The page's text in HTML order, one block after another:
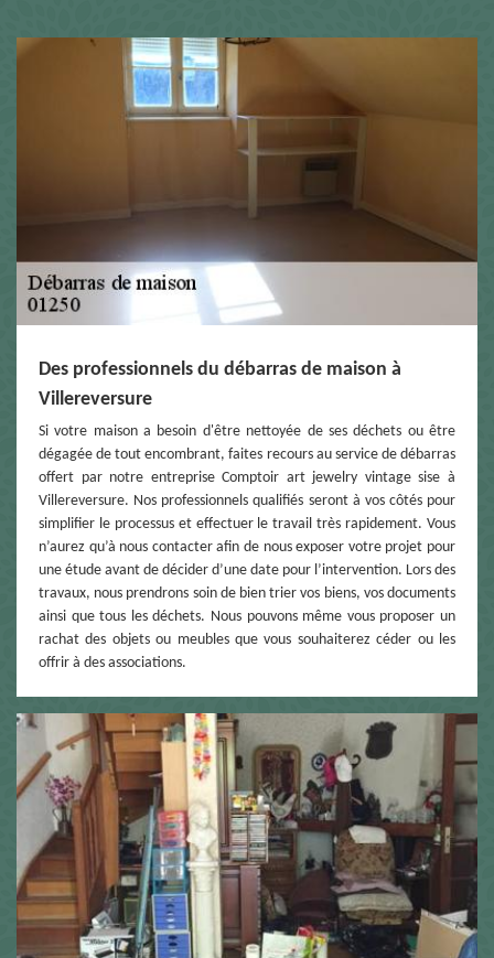
Des professionnels du débarras de maison à
Villereversure
Si votre maison a besoin d'être nettoyée de ses déchets ou être
dégagée de tout encombrant, faites recours au service de débarras
offert par notre entreprise Comptoir art jewelry vintage sise à
Villereversure. Nos professionnels qualifiés seront à vos côtés pour
simplifier le processus et effectuer le travail très rapidement. Vous
n’aurez qu’à nous contacter afin de nous exposer votre projet pour
une étude avant de décider d’une date pour l’intervention. Lors des
travaux, nous prendrons soin de bien trier vos biens, vos documents
ainsi que tous les déchets. Nous pouvons même vous proposer un
rachat des objets ou meubles que vous souhaiterez céder ou les
offrir à des associations.